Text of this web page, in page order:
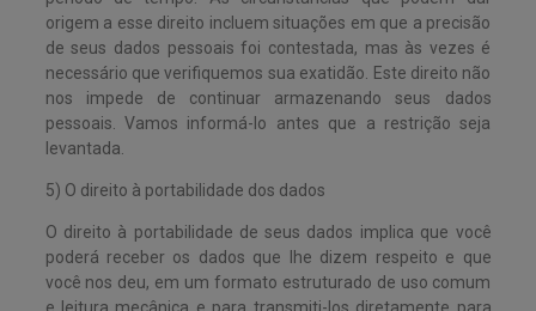
origem a esse direito incluem situações em que a precisão
de seus dados pessoais foi contestada, mas às vezes é
necessário que verifiquemos sua exatidão. Este direito não
nos impede de continuar armazenando seus dados
pessoais. Vamos informá-lo antes que a restrição seja
levantada.
5) O direito à portabilidade dos dados
O direito à portabilidade de seus dados implica que você
poderá receber os dados que lhe dizem respeito e que
você nos deu, em um formato estruturado de uso comum